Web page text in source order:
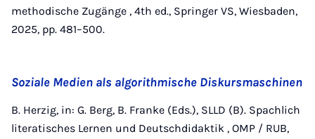
methodische Zugänge , 4th ed., Springer VS, Wiesbaden,
2025, pp. 481–500.
Soziale Medien als algorithmische Diskursmaschinen
B. Herzig, in: G. Berg, B. Franke (Eds.), SLLD (B). Spachlich
literatisches Lernen und Deutschdidaktik , OMP / RUB,